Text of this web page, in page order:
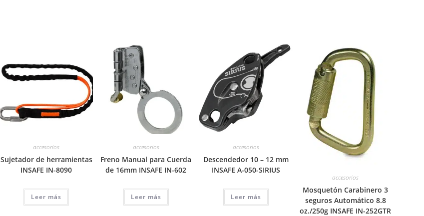
accesorios
Sujetador de herramientas
INSAFE IN-8090
Leer más
accesorios
Freno Manual para Cuerda
de 16mm INSAFE IN-602
Leer más
accesorios
Descendedor 10 – 12 mm
INSAFE A-050-SIRIUS
Leer más
accesorios
Mosquetón Carabinero 3
seguros Automático 8.8
oz./250g INSAFE IN-252GTR